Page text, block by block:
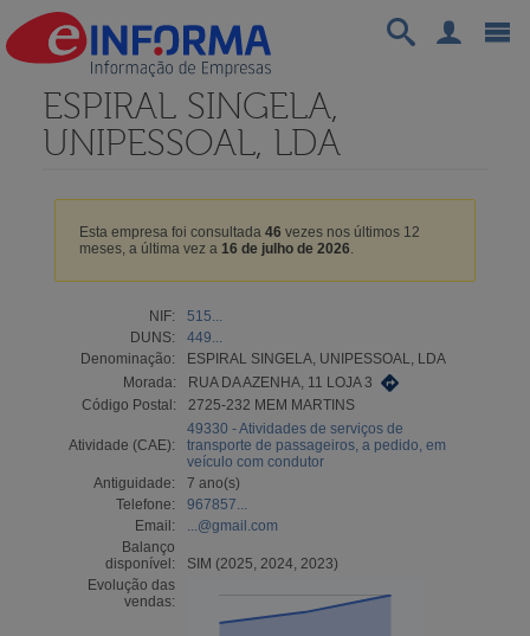
ESPIRAL SINGELA,
UNIPESSOAL, LDA
Esta empresa foi consultada 46 vezes nos últimos 12
meses, a última vez a 16 de julho de 2026.
NIF:
515...
DUNS:
449...
Denominação:
ESPIRAL SINGELA, UNIPESSOAL, LDA
Morada:
RUA DA AZENHA, 11 LOJA 3
Código Postal:
2725-232 MEM MARTINS
Atividade (CAE):
49330 - Atividades de serviços de
transporte de passageiros, a pedido, em
veículo com condutor
Antiguidade:
7 ano(s)
Telefone:
967857...
Email:
...@gmail.com
Balanço
disponível:
SIM (2025, 2024, 2023)
Evolução das
vendas: